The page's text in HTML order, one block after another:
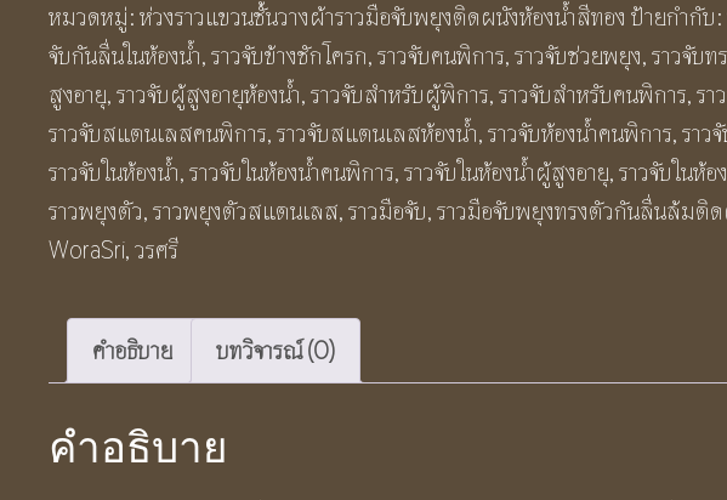
จับ
พยุง
ทรงตัว
กัน
ลื่น
ล้ม
ติด
ตรง
ทอง
หมวดหมู่:ห่วงราวแขวนชั้นวางผ้าราวมือจับพยุงติดผนังห้องน้ำสีทอง ป้ายกำกับ:
จับกันลื่นในห้องน้ำ,ราวจับข้างชักโครก,ราวจับคนพิการ,ราวจับช่วยพยุง,ราวจับท
สูงอายุ,ราวจับผู้สูงอายุห้องน้ำ,ราวจับสําหรับผู้พิการ,ราวจับสำหรับคนพิการ,รา
ราวจับสแตนเลสคนพิการ,ราวจับสแตนเลสห้องน้ำ,ราวจับห้องน้ำคนพิการ,ราว
ราวจับในห้องน้ำ,ราวจับในห้องน้ำคนพิการ,ราวจับในห้องน้ำผู้สูงอายุ,ราวจับในห้
ราวพยุงตัว,ราวพยุงตัวสแตนเลส,ราวมือจับ,ราวมือจับพยุงทรงตัวกันลื่นล้มติ
WoraSri,วรศรี
คำอธิบาย บทวิจารณ์ (0)
คำอธิบาย